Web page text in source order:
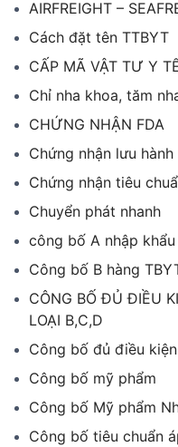
AIRFREIGHT –
Cách đặt tên TTBYT
CẤP MÃ VẬT TƯ Y
Chỉ nha khoa, tăm
CHỨNG NHẬN FDA
Chứng nhận lưu
Chứng nhận tiêu
Chuyển phát nhanh
công bố A nhập khẩu
Công bố B hàng
CÔNG BỐ ĐỦ ĐIỀU
LOẠI B,C,D
Công bố đủ điều
Công bố mỹ phẩm
Công bố Mỹ phẩm
Công bố tiêu chuẩn